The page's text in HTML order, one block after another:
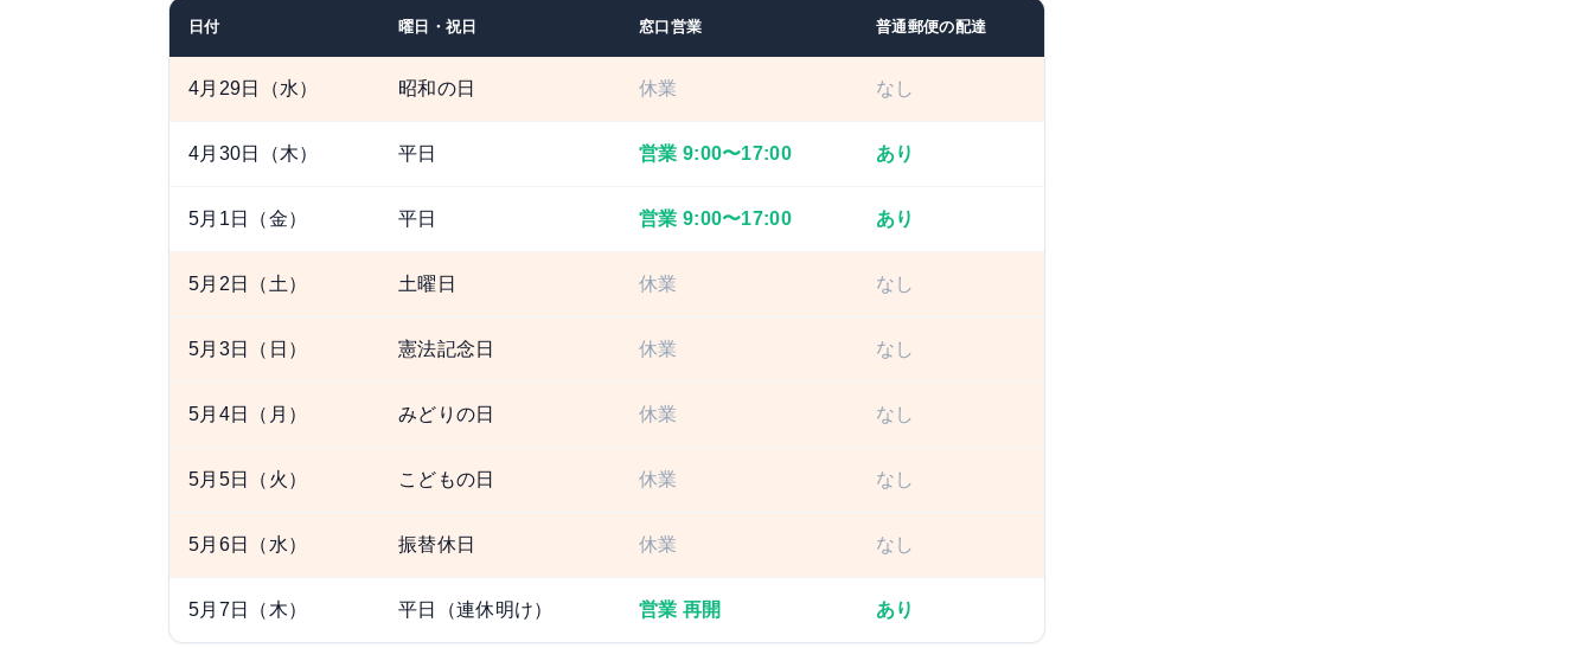
日付 曜日・祝日 窓口営業 普通郵便の配達
4月29日（水） 昭和の日 休業 なし
4月30日（木） 平日 営業 9:00〜17:00 あり
5月1日（金） 平日 営業 9:00〜17:00 あり
5月2日（土） 土曜日 休業 なし
5月3日（日） 憲法記念日 休業 なし
5月4日（月） みどりの日 休業 なし
5月5日（火） こどもの日 休業 なし
5月6日（水） 振替休日 休業 なし
5月7日（木） 平日（連休明け） 営業 再開 あり